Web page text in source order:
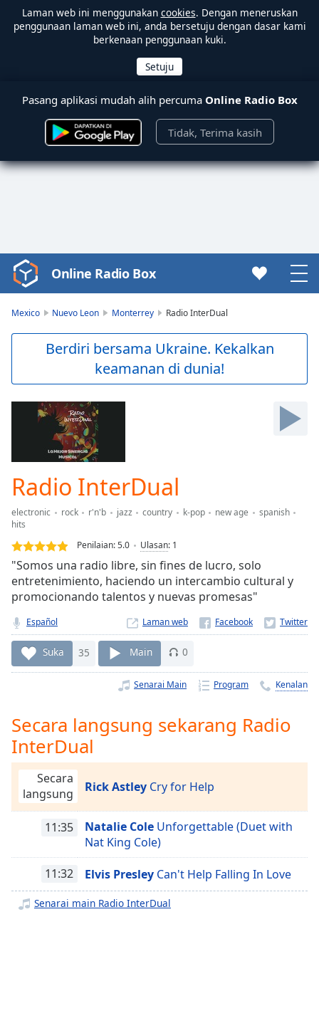
Laman web ini menggunakan cookies. Dengan meneruskan
penggunaan laman web ini, anda bersetuju dengan dasar kami
berkenaan penggunaan kuki.
Pasang aplikasi mudah alih percuma Online Radio Box
Tidak, Terima kasih
Video
Player
Skip
Forward
Loaded:
Stream
TypeLIVE
Seek to
live,
currently
live LIVE
Remaining
Time-
Playback
Rate
Chapters
Descriptions
descriptions
off,
selected
Subtitles
Online Radio Box
Mexico Nuevo Leon Monterrey Radio InterDual
Berdiri bersama Ukraine. Kekalkan
keamanan di dunia!
Radio InterDual
electronic rock r'n'b jazz country k-pop new age
spanish
hits
Penilaian:5.0 Ulasan: 1
"Somos una radio libre, sin fines de lucro, solo
entretenimiento, haciendo un intercambio cultural y
promocionando talentos y nuevas promesas"
Español Laman web
Suka 35 Main 0
Senarai Main Program Kenalan
Secara langsung sekarang Radio
InterDual
Secara
langsung
Rick Astley Cry for Help
11:35 Natalie Cole Unforgettable (Duet with
Nat King Cole)
11:32 Elvis Presley Can't Help Falling In Love
Senarai main Radio InterDual